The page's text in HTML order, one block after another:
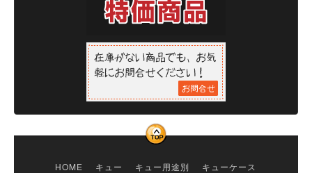
HOME キュー キュー用途別
キューケース